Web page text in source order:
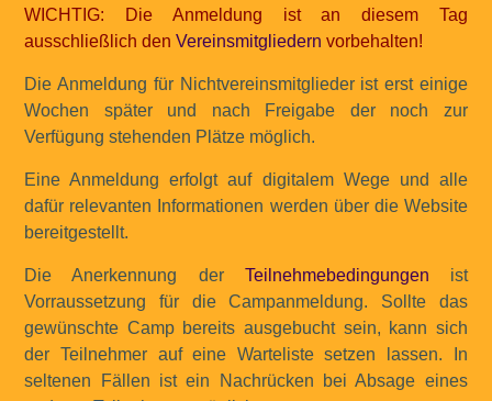
WICHTIG: Die Anmeldung ist an diesem Tag
ausschließlich denVereinsmitgliedern vorbehalten!
Die Anmeldung für Nichtvereinsmitglieder ist erst einige
Wochen später und nach Freigabe der noch zur
Verfügung stehenden Plätze möglich.
Eine Anmeldung erfolgt auf digitalem Wege und alle
dafür relevanten Informationen werden über die Website
bereitgestellt.
Die Anerkennung der Teilnehmebedingungen ist
Vorraussetzung für die Campanmeldung. Sollte das
gewünschte Camp bereits ausgebucht sein, kann sich
der Teilnehmer auf eine Warteliste setzen lassen. In
seltenen Fällen ist ein Nachrücken bei Absage eines